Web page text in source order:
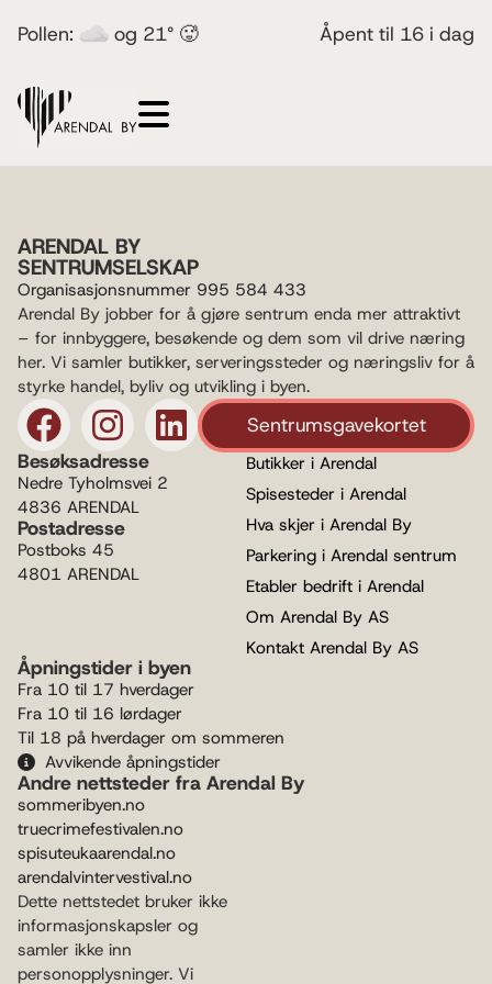
Pollen: og 21° 🥵 Åpent til 16 i dag
ARENDAL BY
SENTRUMSELSKAP
Organisasjonsnummer 995 584 433
Arendal By jobber for å gjøre sentrum enda mer attraktivt
– for innbyggere, besøkende og dem som vil drive næring
her. Vi samler butikker, serveringssteder og næringsliv for å
styrke handel, byliv og utvikling i byen.
Sentrumsgavekortet
Besøksadresse
Nedre Tyholmsvei 2
4836 ARENDAL
Postadresse
Postboks 45
4801 ARENDAL
Butikker i Arendal
Spisesteder i Arendal
Hva skjer i Arendal By
Parkering i Arendal sentrum
Etabler bedrift i Arendal
Om Arendal By AS
Kontakt Arendal By AS
Åpningstider i byen
Fra 10 til 17 hverdager
Fra 10 til 16 lørdager
Til 18 på hverdager om sommeren
Avvikende åpningstider
Andre nettsteder fra Arendal By
sommeribyen.no
truecrimefestivalen.no
spisuteukaarendal.no
arendalvintervestival.no
Dette nettstedet bruker ikke
informasjonskapsler og
samler ikke inn
personopplysninger. Vi